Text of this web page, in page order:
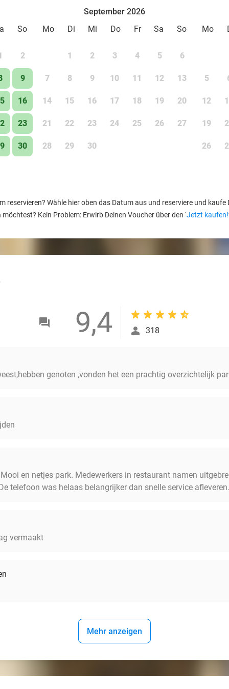
So
2
9
16
23
30
September 2026
Mo
Di Mi Do Fr Sa So
1 2 3 4 5 6
7 8 9 10 11 12 13
14 15 16 17 18 19 20
21 22 23 24 25 26 27
28 29 30
Mo
5
12
19
26
reservieren? Wähle hier oben das Datum aus und reserviere und kaufe
Kein Problem: Erwirb Deinen Voucher über den ‘Jetzt kaufen!
9,4 318
genoten ,vonden het een prachtig overzichtelijk
en netjes park. Medewerkers in restaurant namen
telefoon was helaas belangrijker dan snelle service
vermaakt
Mehr anzeigen